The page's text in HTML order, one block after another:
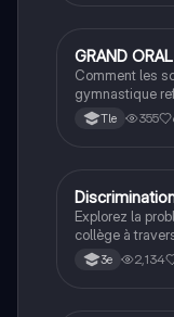
analytique.
Grand oral
GRAND
Comment les
gymnastique
du sport
Tle 355
Grand oral
Explorez la
collège à
Ce contenu
3e 2,134